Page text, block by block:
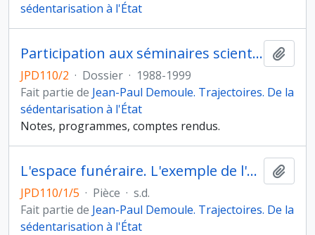
sédentarisation à l'État
Participation aux séminaires scientifiques de l'équipe Protohistoire européenne
JPD110/2 · Dossier · 1988-1999
Fait partie de Jean-Paul Demoule. Trajectoires. De la
sédentarisation à l'État
Notes, programmes, comptes rendus.
L'espace funéraire. L'exemple de l'Age du fer, communication de J. -P. Demoule à un colloque non identifié
JPD110/1/5 · Pièce · s.d.
Fait partie de Jean-Paul Demoule. Trajectoires. De la
sédentarisation à l'État